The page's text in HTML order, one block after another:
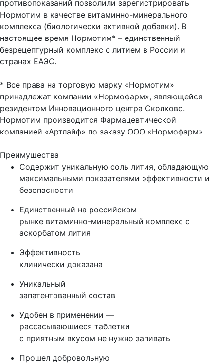
противопоказаний позволили зарегистрировать
Нормотим в качестве витаминно-минерального
комплекса (биологически активной добавки). В
настоящее время Нормотим* – единственный
безрецептурный комплекс с литием в России и
странах ЕАЭС.
* Все права на торговую марку «Нормотим»
принадлежат компании «Нормофарм», являющейся
резидентом Инновационного центра Сколково.
Нормотим производится Фармацевтической
компанией «Артлайф» по заказу ООО «Нормофарм».
Преимущества
Содержит уникальную соль лития, обладающую
максимальными показателями эффективности и
безопасности
Единственный на российском
рынке витаминно-минеральный комплекс с
аскорбатом лития
Эффективность
клинически доказана
Уникальный
запатентованный состав
Удобен в применении —
рассасывающиеся таблетки
с приятным вкусом не нужно запивать
Прошел добровольную